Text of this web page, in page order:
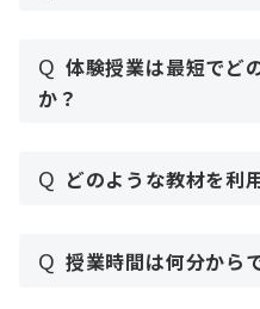
Q 体験授業は最短でど
か？
Q どのような教材を利
Q 授業時間は何分から